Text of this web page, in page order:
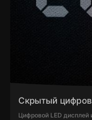
Скрытый
Цифровой LED